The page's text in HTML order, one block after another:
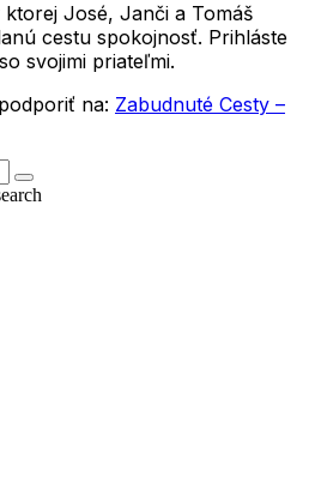
ktorej José, Janči a Tomáš
cestu spokojnosť. Prihláste
svojimi priateľmi.
na: Zabudnuté Cesty –